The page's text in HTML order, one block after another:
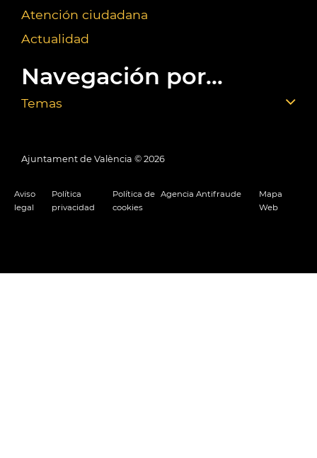
Atención ciudadana
Actualidad
Navegación por...
Temas
Ajuntament de València © 2026
Aviso
legal
Política
privacidad
Política de
cookies
Agencia Antifraude
Mapa
Web